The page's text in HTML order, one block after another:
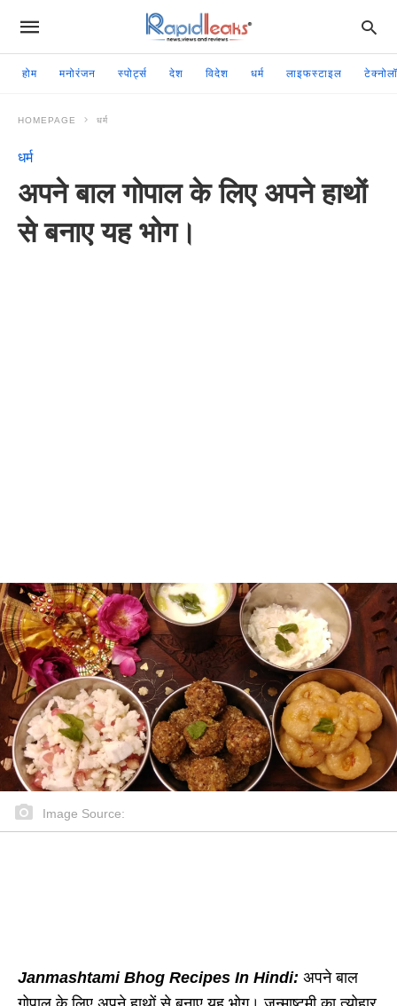
होम मनोरंजन स्पोर्ट्स देश विदेश धर्म लाइफस्टाइल
HOMEPAGE धर्म
धर्म
अपने बाल गोपाल के लिए अपने हाथों
से बनाए यह भोग।
Image Source:
Janmashtami Bhog Recipes In Hindi: अपने बाल